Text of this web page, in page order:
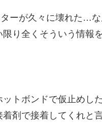
ーが久々に壊れた…
限り全くそういう情
トボンドで仮止めし
剤で接着してくれと